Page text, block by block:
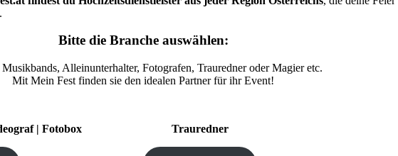
Bitte die Branche auswählen:
Alleinunterhalter, Fotografen, Trauredner oder Magier etc.
Mit Mein Fest finden sie den idealen Partner für ihr Event!
| Fotobox Trauredner